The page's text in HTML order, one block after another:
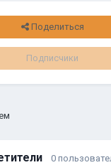
Поделиться
Подписчики
0